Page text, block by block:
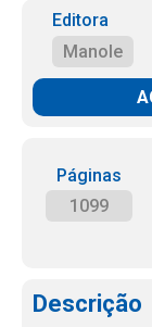
Editora
Manole
Páginas
1099
Descrição